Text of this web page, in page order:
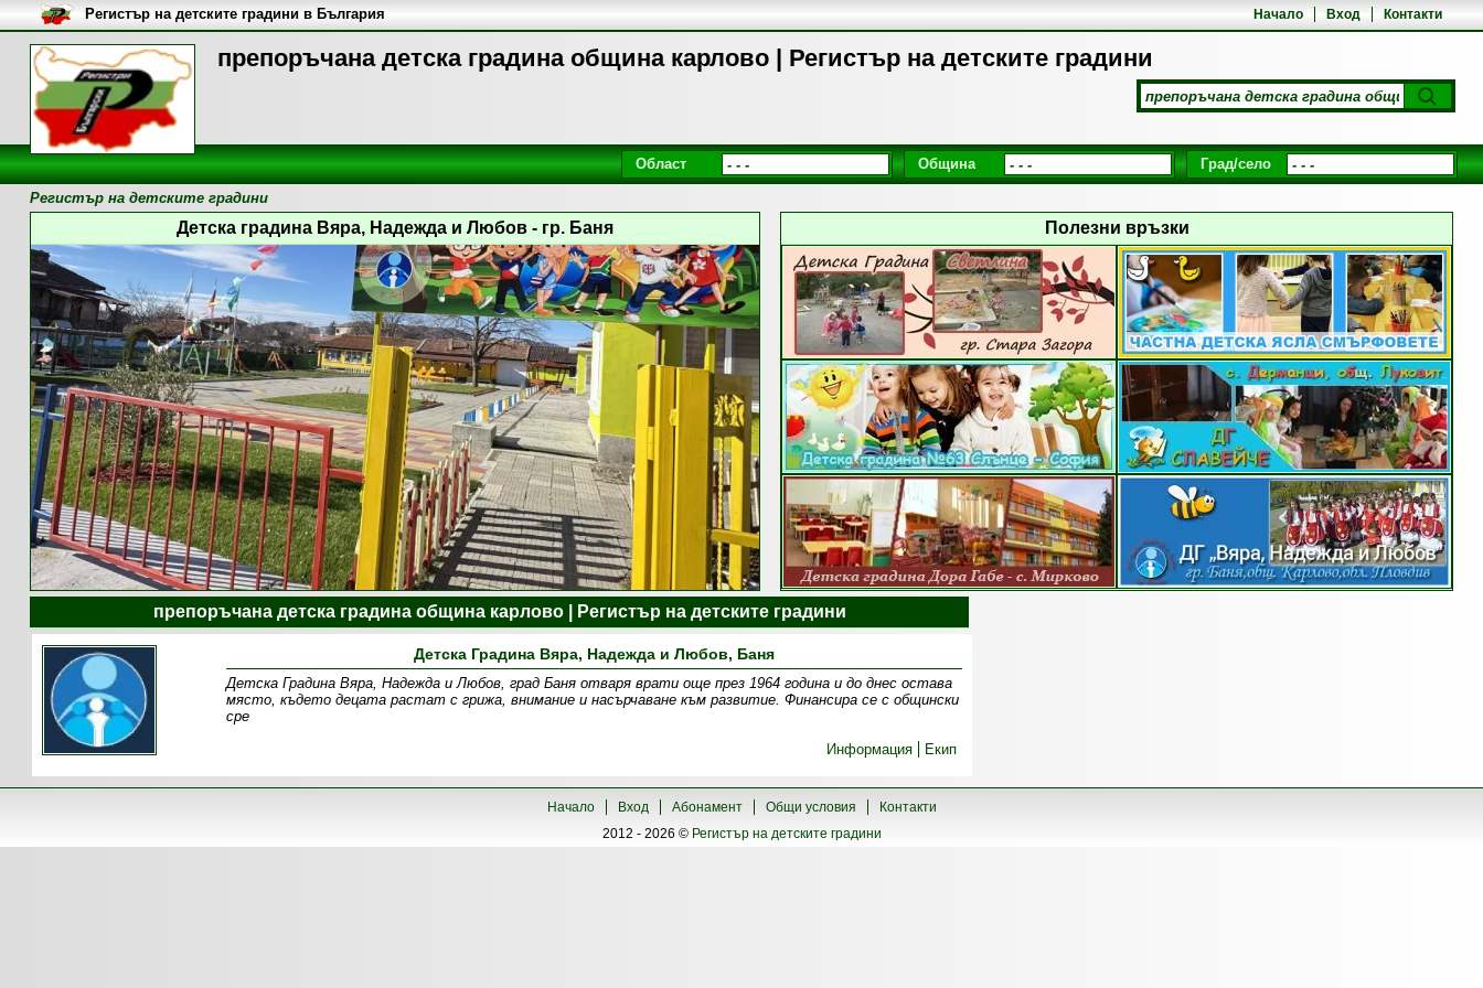
препоръчана детска градина община карлово | Регистър на детските градини
Начало Вход Контакти
Регистър на детските градини в България
Област Община Град/село
Регистър на детските градини
Полезни връзки
Детска градина Вяра, Надежда и Любов - гр. Баня
препоръчана детска градина община карлово | Регистър на детските градини
Детска Градина Вяра, Надежда и Любов, Баня
Детска Градина Вяра, Надежда и Любов, град Баня отваря врати още през 1964 година и до днес остава
място, където децата растат с грижа, внимание и насърчаване към развитие. Финансира се с общински
сре
Информация
Екип
Начало Вход Абонамент Общи условия
Контакти
2012 - 2026 © Регистър на детските градини